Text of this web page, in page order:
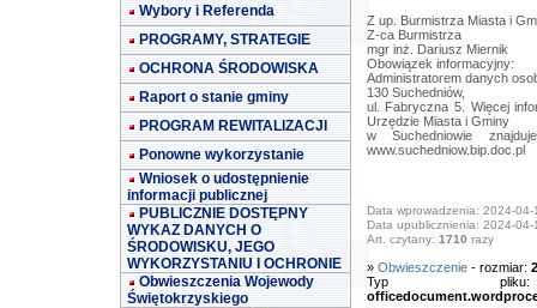
Wybory i Referenda
PROGRAMY, STRATEGIE
OCHRONA ŚRODOWISKA
Raport o stanie gminy
PROGRAM REWITALIZACJI
Ponowne wykorzystanie
Wniosek o udostępnienie
informacji publicznej
PUBLICZNIE DOSTĘPNY
WYKAZ DANYCH O
ŚRODOWISKU, JEGO
WYKORZYSTANIU I OCHRONIE
Obwieszczenia Wojewody
Świętokrzyskiego
Z up. Burmistrza Miasta i
Z-ca Burmistrza
mgr inż. Dariusz Miernik
Obowiązek informacyjny:
Administratorem danych
130 Suchedniów,
ul. Fabryczna 5. Więcej
Urzędzie Miasta i Gminy
w Suchedniowie
www.suchedniow.bip.doc.pl
Data wprowadzenia: 2024-04-
Data upublicznienia: 2024-04-
Art. czytany: 1710 razy
» Obwieszczenie - rozmiar:
Typ